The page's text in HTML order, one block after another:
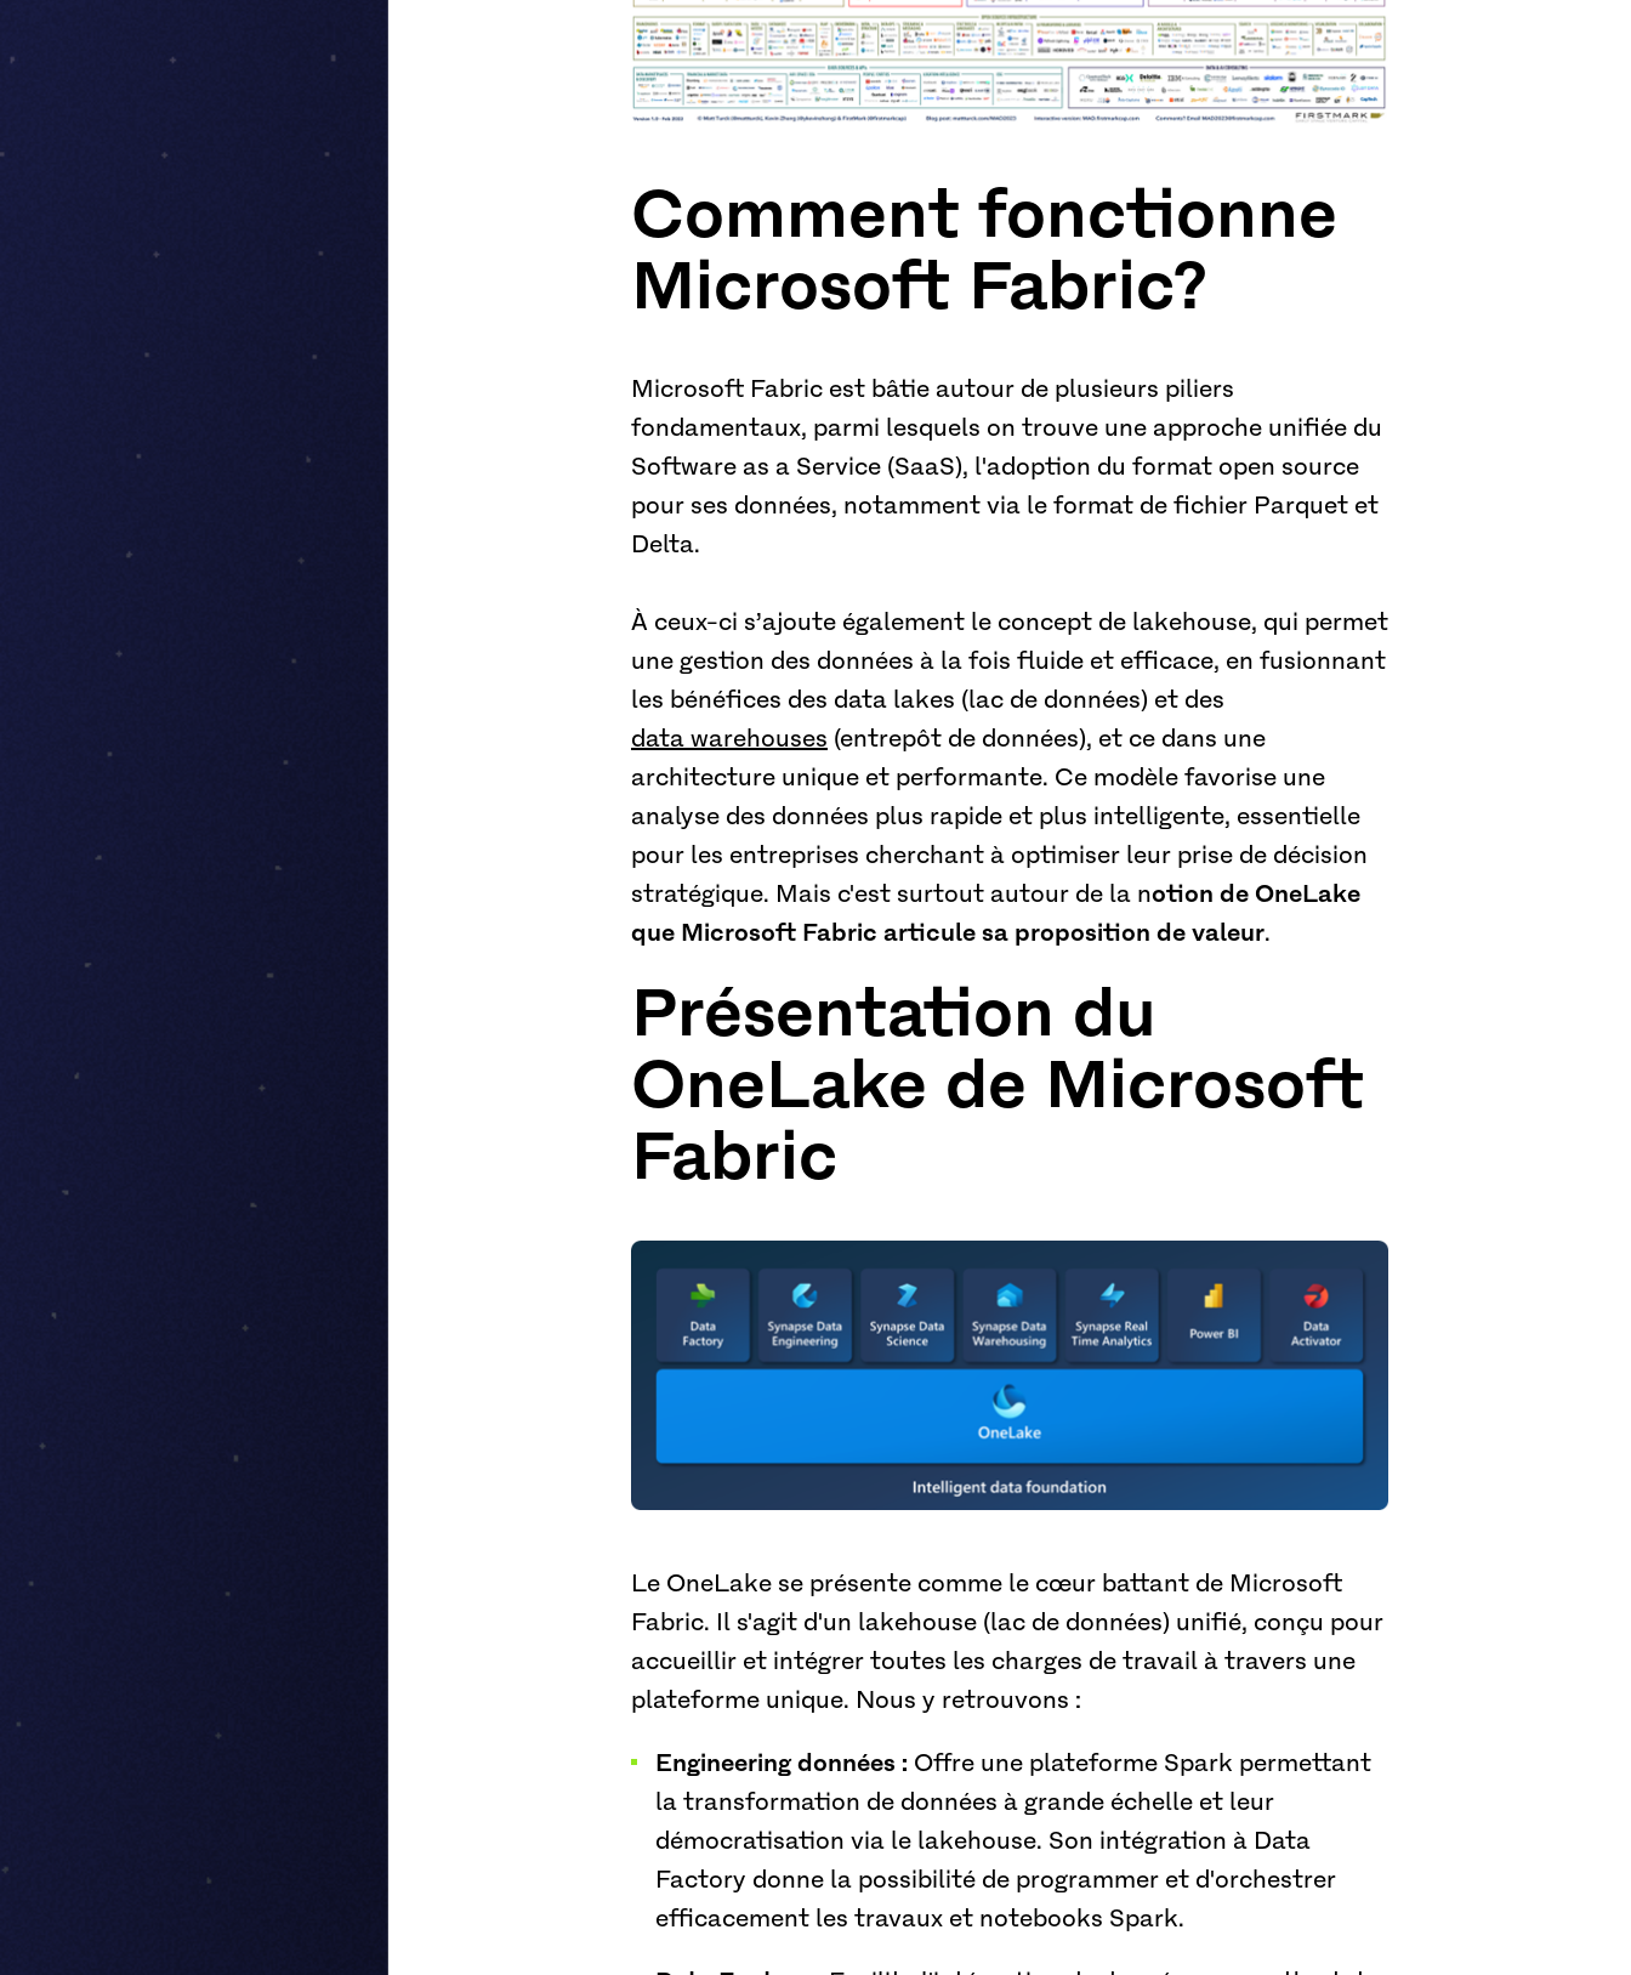
Comment fonctionne
Microsoft Fabric?
Microsoft Fabric est bâtie autour de plusieurs piliers
fondamentaux, parmi lesquels on trouve une approche unifiée du
Software as a Service (SaaS), l'adoption du format open source
pour ses données, notamment via le format de fichier Parquet et
Delta.
À ceux-ci s’ajoute également le concept de lakehouse, qui permet
une gestion des données à la fois fluide et efficace, en fusionnant
les bénéfices des data lakes (lac de données) et des
data warehouses (entrepôt de données), et ce dans une
architecture unique et performante. Ce modèle favorise une
analyse des données plus rapide et plus intelligente, essentielle
pour les entreprises cherchant à optimiser leur prise de décision
stratégique. Mais c'est surtout autour de la notion de OneLake
que Microsoft Fabric articule sa proposition de valeur.
Présentation du
OneLake de Microsoft
Fabric
Le OneLake se présente comme le cœur battant de Microsoft
Fabric. Il s'agit d'un lakehouse (lac de données) unifié, conçu pour
accueillir et intégrer toutes les charges de travail à travers une
plateforme unique. Nous y retrouvons :
Engineering données : Offre une plateforme Spark permettant
la transformation de données à grande échelle et leur
démocratisation via le lakehouse. Son intégration à Data
Factory donne la possibilité de programmer et d'orchestrer
efficacement les travaux et notebooks Spark.